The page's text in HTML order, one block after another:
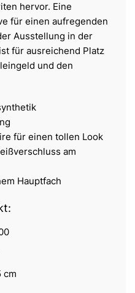
hervor. Eine
für einen aufregenden
Ausstellung in der
für ausreichend Platz
und den
für einen tollen Look
am
Hauptfach
cm